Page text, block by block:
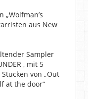
aus New
Sampler
, mit 5
Stücken von „Out
at the door“